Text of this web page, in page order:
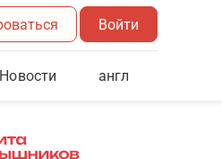
Войти
Новости англ